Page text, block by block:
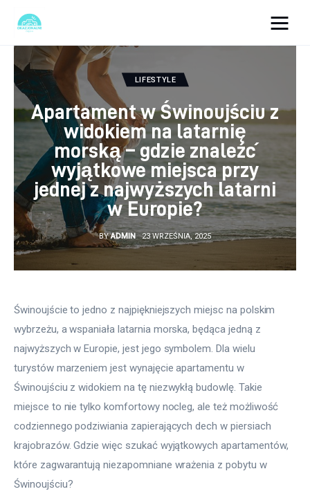
Turystyka
Lifestyle
Dom i ogród
Uroda
Zdrowie
Więcej
LIFESTYLE
Apartament w Świnoujściu z
widokiem na latarnię
morską – gdzie znaleźć
wyjątkowe miejsca przy
jednej z najwyższych latarni
w Europie?
BY ADMIN 23 WRZEŚNIA, 2025
Świnoujście to jedno z najpiękniejszych miejsc na polskim
wybrzeżu, a wspaniała latarnia morska, będąca jedną z
najwyższych w Europie, jest jego symbolem. Dla wielu
turystów marzeniem jest wynajęcie apartamentu w
Świnoujściu z widokiem na tę niezwykłą budowlę. Takie
miejsce to nie tylko komfortowy nocleg, ale też możliwość
codziennego podziwiania zapierających dech w piersiach
krajobrazów. Gdzie więc szukać wyjątkowych apartamentów,
które zagwarantują niezapomniane wrażenia z pobytu w
Świnoujściu?